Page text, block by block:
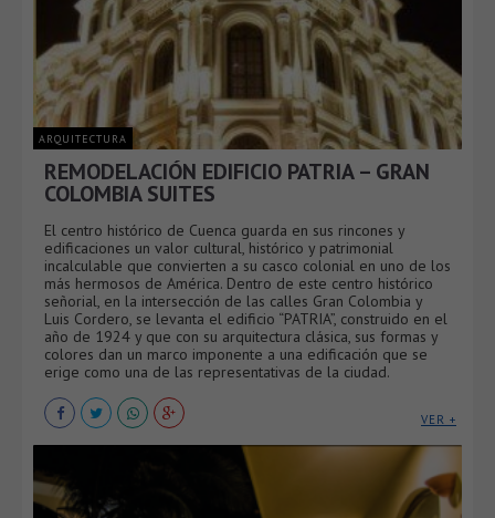
ARQUITECTURA
REMODELACIÓN EDIFICIO PATRIA – GRAN
COLOMBIA SUITES
El centro histórico de Cuenca guarda en sus rincones y
edificaciones un valor cultural, histórico y patrimonial
incalculable que convierten a su casco colonial en uno de los
más hermosos de América. Dentro de este centro histórico
señorial, en la intersección de las calles Gran Colombia y
Luis Cordero, se levanta el edificio “PATRIA”, construido en el
año de 1924 y que con su arquitectura clásica, sus formas y
colores dan un marco imponente a una edificación que se
erige como una de las representativas de la ciudad.
VER +